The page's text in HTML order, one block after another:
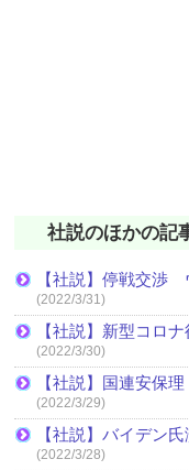
社説のほかの記
【社説】停戦交渉
(2022/3/31)
【社説】新型コロ
(2022/3/30)
【社説】国連安保
(2022/3/29)
【社説】バイデン
(2022/3/28)